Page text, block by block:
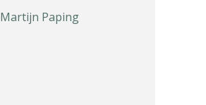
Martijn Paping